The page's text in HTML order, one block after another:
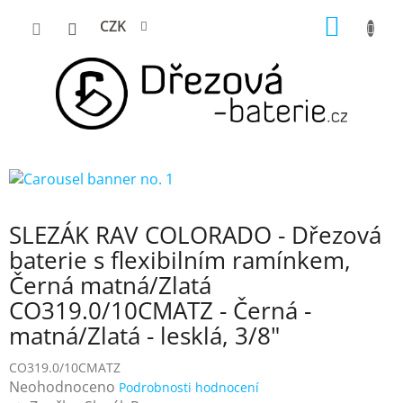
CZK
SLEZÁK RAV COLORADO - Dřezová
baterie s flexibilním ramínkem,
Černá matná/Zlatá
CO319.0/10CMATZ - Černá -
matná/Zlatá - lesklá, 3/8"
CO319.0/10CMATZ
Průměrné
Neohodnoceno Podrobnosti hodnocení